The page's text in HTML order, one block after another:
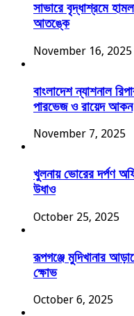
সাভারে বৃদ্ধাশ্রমে
আতঙ্কে
November 16, 2025
বাংলাদেশ ন্যাশনাল
পারভেজ ও রায়েদ আকন
November 7, 2025
খুলনায় ভোরের দর্পণ
উধাও
October 25, 2025
রূপগঞ্জে মুদিখানার
ক্ষোভ
October 6, 2025